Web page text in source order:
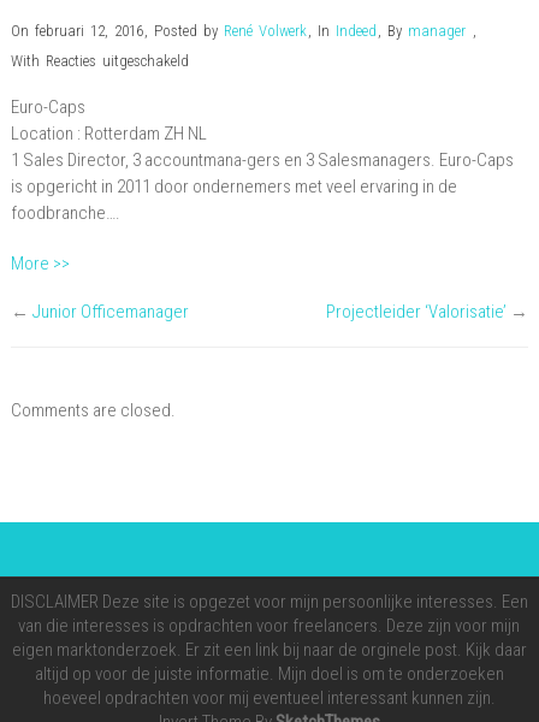
On februari 12, 2016, Posted by René Volwerk, In Indeed , By manager ,
With Reacties uitgeschakeldvoor
Euro-Caps
Location : Rotterdam ZH NL
1 Sales Director, 3 accountmana-gers en 3 Salesmanagers. Euro-Caps
is opgericht in 2011 door ondernemers met veel ervaring in de
foodbranche….
More >>
← Junior Officemanager Projectleider ‘Valorisatie’ →
Comments are closed.
DISCLAIMER Deze site is opgezet voor mijn persoonlijke interesses. Een
van die interesses is opdrachten voor freelancers. Deze zijn voor mijn
eigen marktonderzoek. Er zit een link bij naar de orginele post. Kijk daar
altijd op voor de juiste informatie. Mijn doel is om te onderzoeken
hoeveel opdrachten voor mij eventueel interessant kunnen zijn.